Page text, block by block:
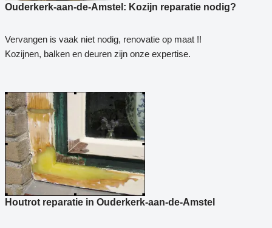
Ouderkerk-aan-de-Amstel: Kozijn reparatie nodig?
Vervangen is vaak niet nodig, renovatie op maat !!
Kozijnen, balken en deuren zijn onze expertise.
Houtrot reparatie in Ouderkerk-aan-de-Amstel